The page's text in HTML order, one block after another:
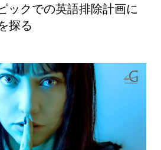
ックでの英語排除計画に
探る